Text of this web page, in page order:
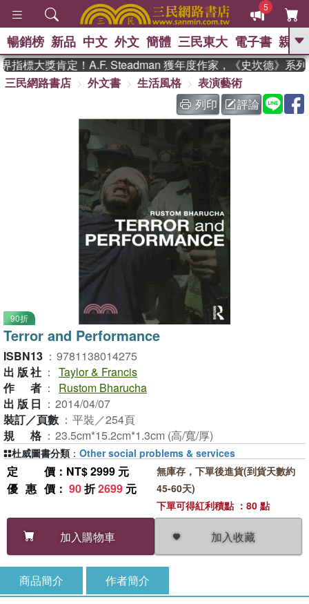
5
GO
熱搜： 東野圭吾 、 The Odyssey
、 如果歷史是一群喵 、 暑期
國際布克獎 臺灣漫遊錄 、 方
台灣的李登輝時代
暢銷榜 新品 中文 外文 簡體 三民東大 電子書 親子
標大獎肯定！A.F. Steadman 獲年度作家，《史坎德》系列
三民網路書店
外文書 生活風格
表演藝術
列印
評論
90折
Terror and Performance
ISBN13 ： 9781138014275
出版社 ： Taylor & Francis
作者 ：
Rustom Bharucha
出版日 ： 2014/04/07
裝訂／頁數 ： 平裝／254頁
規格 ： 23.5cm*15.2cm*1.3cm (高/寬/厚)
定價 ：NT$ 2999 元
優惠價 ： 90折2699 元
加入購物車 加入收藏
無庫存，下單後進貨(到貨天數約
45-60天)
下單可得紅利積點 ：80 點
杜威圖書分類 ： Other social problems & services
商品簡介 作者簡介